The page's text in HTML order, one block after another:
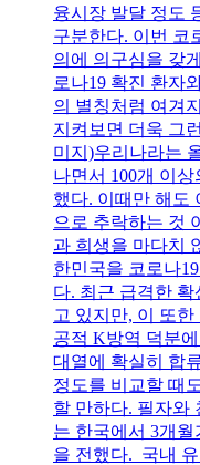
융시장 발달 정도
구분한다. 이번 코
의에 의구심을 갖
로나19 확진 환자
의 별칭처럼 여겨
지켜보면 더욱 그
미지)우리나라는
나면서 100개 이
했다. 이때만 해도
으로 추락하는 것
과 희생을 마다치
한민국을 코로나
다. 최근 급격한 확
고 있지만, 이 또
공적 K방역 덕분
대열에 확실히 합
정도를 비교할 때
할 만하다. 필자와
는 한국에서 3개
을 전했다. 국내